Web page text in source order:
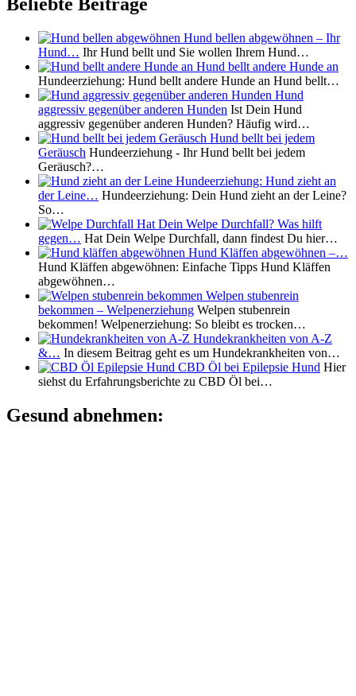
Hund bellen abgewöhnen – Ihr
Hund… Ihr Hund bellt und Sie wollen Ihrem Hund…
Hund bellt andere Hunde an
Hundeerziehung: Hund bellt andere Hunde an Hund bellt…
Hund
aggressiv gegenüber anderen Hunden Ist Dein Hund
aggressiv gegenüber anderen Hunden? Häufig wird…
Hund bellt bei jedem
Geräusch Hundeerziehung - Ihr Hund bellt bei jedem
Geräusch?…
Hundeerziehung: Hund zieht an
der Leine… Hundeerziehung: Dein Hund zieht an der Leine?
So…
Hat Dein Welpe Durchfall? Was hilft
gegen… Hat Dein Welpe Durchfall, dann findest Du hier…
Hund Kläffen abgewöhnen –…
Hund Kläffen abgewöhnen: Einfache Tipps Hund Kläffen
abgewöhnen…
Welpen stubenrein
bekommen – Welpenerziehung Welpen stubenrein
bekommen! Welpenerziehung: So bleibt es trocken…
Hundekrankheiten von A-Z
&… In diesem Beitrag geht es um Hundekrankheiten von…
CBD Öl bei Epilepsie Hund Hier
siehst du Erfahrungsberichte zu CBD Öl bei…
Gesund abnehmen: